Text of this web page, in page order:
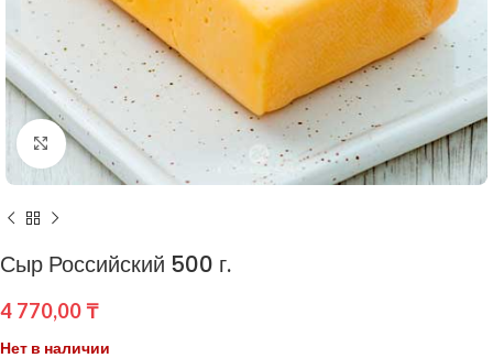
Нажмите, чтобы увеличить
Сыр Российский 500 г.
4 770,00 ₸
Нет в наличии